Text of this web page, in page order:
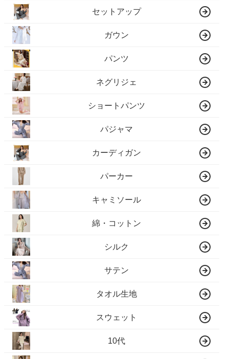
セットアップ
ガウン
パンツ
ネグリジェ
ショートパンツ
パジャマ
カーディガン
パーカー
キャミソール
綿・コットン
シルク
サテン
タオル生地
スウェット
10代